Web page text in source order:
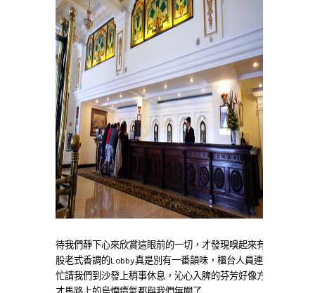
待我們靜下心來欣賞這眼前的一切，才發現嗅起來有
股老式香調的Lobby真是別有一番韻味，櫃台人員連
忙請我們到沙發上稍事休息，沁心入脾的芬芳好像方